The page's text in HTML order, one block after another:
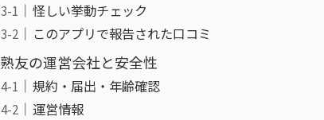
怪しい挙動チェック
このアプリで報告された口コミ
熟友の運営会社と安全性
規約・届出・年齢確認
運営情報